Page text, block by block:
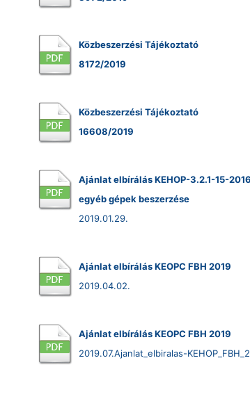
Közbeszerzési Tájékoztató
8172/2019
Közbeszerzési Tájékoztató
16608/2019
Ajánlat elbírálás KEHOP-3.2.1-15-
egyéb gépek beszerzése
2019.01.29.
Ajánlat elbírálás KEOPC FBH 2019
2019.04.02.
Ajánlat elbírálás KEOPC FBH 2019
2019.07.Ajanlat_elbiralas-